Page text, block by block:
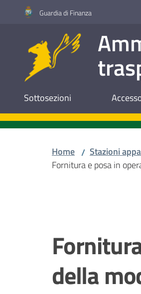
Vai al contenuto
Vai alla navigazione
Vai al footerGuardia di Finanza
Sottosezioni
Home / Stazioni
Fornitura e posa in
della